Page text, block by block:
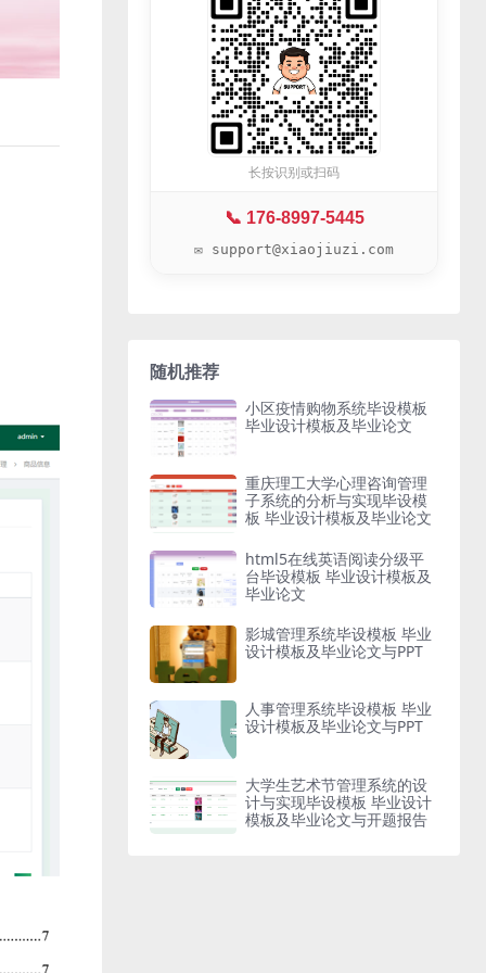
长按识别或扫码
📞 176-8997-5445
✉️ support@xiaojiuzi.com
随机推荐
小区疫情购物系统毕设模板
毕业设计模板及毕业论文
重庆理工大学心理咨询管理
子系统的分析与实现毕设模
板 毕业设计模板及毕业论文
html5在线英语阅读分级平
台毕设模板 毕业设计模板及
毕业论文
影城管理系统毕设模板 毕业
设计模板及毕业论文与PPT
人事管理系统毕设模板 毕业
设计模板及毕业论文与PPT
大学生艺术节管理系统的设
计与实现毕设模板 毕业设计
模板及毕业论文与开题报告